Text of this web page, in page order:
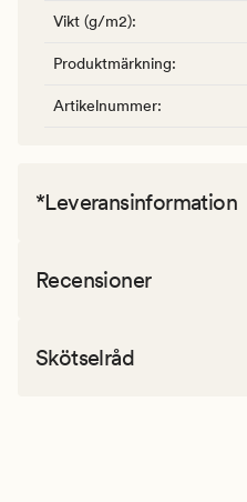
Vikt (g/m2):
Produktmärkning:
Artikelnummer:
*Leveransinformation
Recensioner
Skötselråd